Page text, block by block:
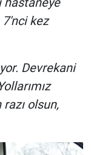
kez
Devrekani
razı olsun,